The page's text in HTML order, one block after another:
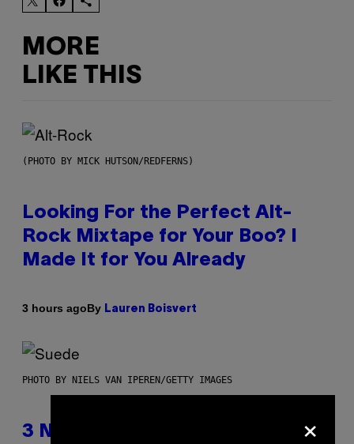
MORE
LIKE THIS
(PHOTO BY MICK HUTSON/REDFERNS)
Looking For the Perfect Alt-
Rock Mixtape for Your Boo? I
Made It for You Already
3 hours agoBy Lauren Boisvert
PHOTO BY NIELS VAN IPEREN/GETTY IMAGES
3 No-Skip Britpop Albums ×